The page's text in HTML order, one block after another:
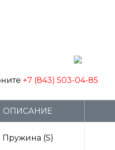
+7 (843) 503-04-85
ОПИСАНИЕ
Пружина (S)